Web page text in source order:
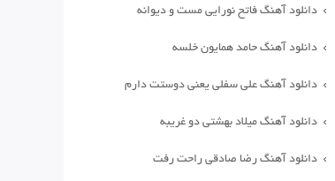
دانلود آهنگ فاتح نورایی مست و دیوانه
دانلود آهنگ حامد همایون خلسه
دانلود آهنگ علی سفلی یعنی دوستت دارم
دانلود آهنگ میلاد بهشتی دو غریبه
دانلود آهنگ رضا صادقی راحت رفت